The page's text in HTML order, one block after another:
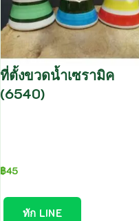
ที่ตั้งขวดน้ำเซรามิค
(6540)
฿45
ทัก LINE